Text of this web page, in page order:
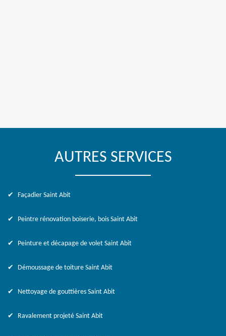
AUTRES SERVICES
Façadier Saint Abit
Peintre rénovation boiserie, bois Saint Abit
Peinture et décapage de volet Saint Abit
Démoussage de toiture Saint Abit
Nettoyage de gouttières Saint Abit
Ravalement projeté Saint Abit